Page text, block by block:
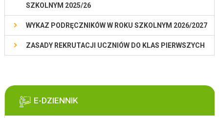
SZKOLNYM 2025/26
WYKAZ PODRĘCZNIKÓW W ROKU SZKOLNYM 2026/2027
ZASADY REKRUTACJI UCZNIÓW DO KLAS PIERWSZYCH
E-DZIENNIK